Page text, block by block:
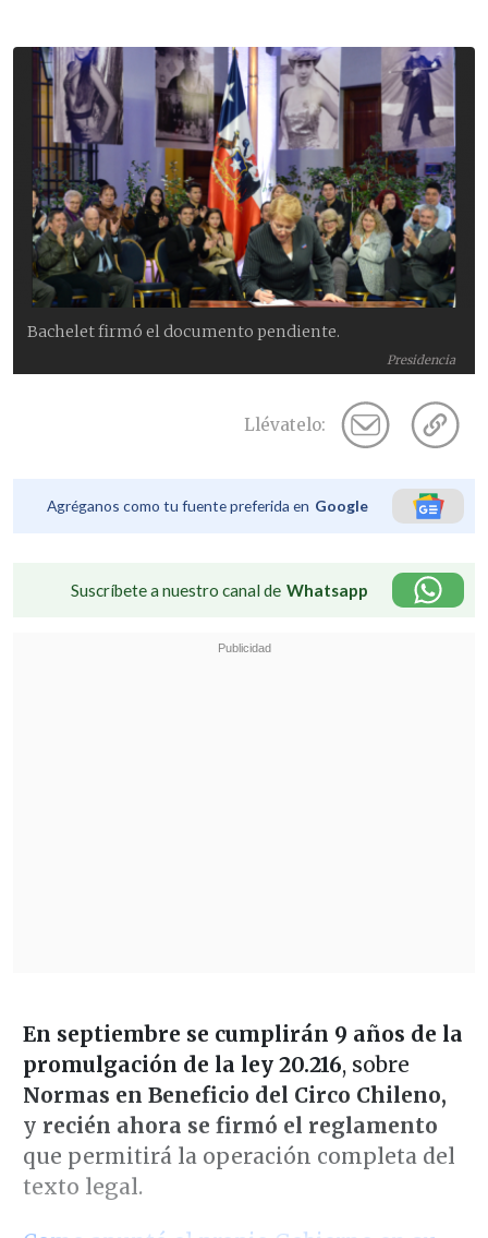
Presidencia
Bachelet firmó el documento pendiente.
Llévatelo:
Agréganos como tu fuente preferida en Google
Suscríbete a nuestro canal de Whatsapp
En septiembre se cumplirán 9 años de la
promulgación de la ley 20.216, sobre
Normas en Beneficio del Circo Chileno,
y recién ahora se firmó el reglamento
que permitirá la operación completa del
texto legal.